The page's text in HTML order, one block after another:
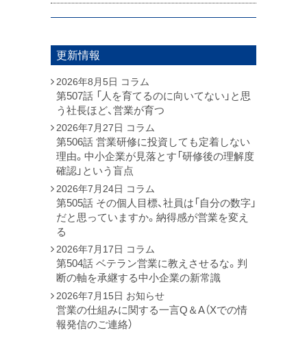
更新情報
2026年8月5日 コラム
第507話 「人を育てるのに向いてない」と思
う社長ほど、営業が育つ
2026年7月27日 コラム
第506話 営業研修に投資しても定着しない
理由。中小企業が見落とす「研修後の理解度
確認」という盲点
2026年7月24日 コラム
第505話 その個人目標、社員は「自分の数字」
だと思っていますか。納得感が営業を変え
る
2026年7月17日 コラム
第504話 ベテラン営業に教えさせるな。判
断の軸を承継する中小企業の新常識
2026年7月15日 お知らせ
営業の仕組みに関する一言Q＆A（Xでの情
報発信のご連絡）